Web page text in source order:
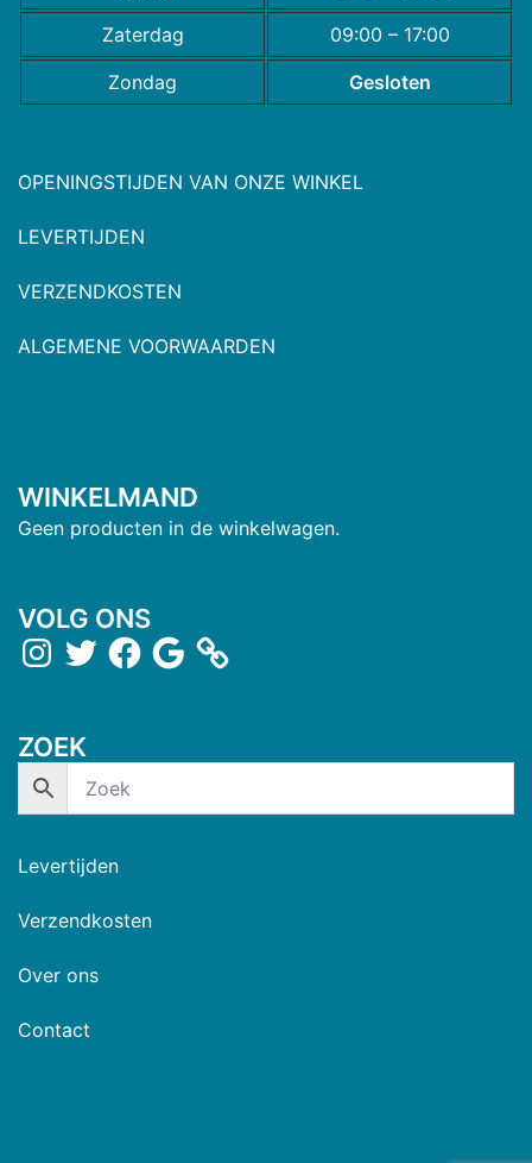
Zaterdag
09:00 – 17:00
Zondag
Gesloten
OPENINGSTIJDEN VAN ONZE WINKEL
LEVERTIJDEN
VERZENDKOSTEN
ALGEMENE VOORWAARDEN
WINKELMAND
Geen producten in de winkelwagen.
VOLG ONS
ZOEK
Levertijden
Verzendkosten
Over ons
Contact